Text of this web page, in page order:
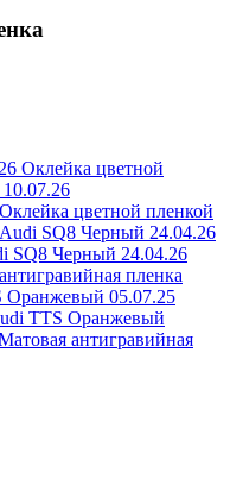
Оклейка цветной
Оклейка цветной пленкой
SQ8 Черный 24.04.26
пленка
TTS Оранжевый
антигравийная